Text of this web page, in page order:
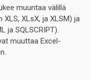
muuntaa välillä
XLsX, ja XLSM) ja
ja SQLSCRIPT).
muuttaa Excel-